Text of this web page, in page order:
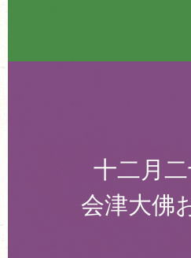
十二月
会津大佛